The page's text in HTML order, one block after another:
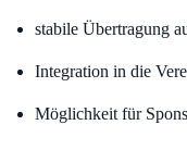
stabile Übertragung
Integration in die
Möglichkeit für